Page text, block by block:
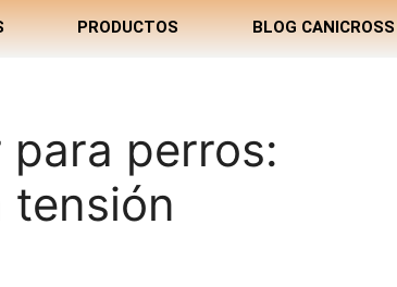
PRODUCTOS BLOG CANICROSS
perros:
tensión